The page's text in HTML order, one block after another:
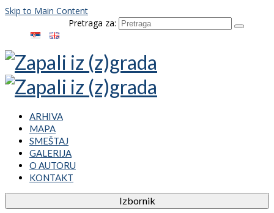
Skip to Main Content
Pretraga za:
ARHIVA
MAPA
SMEŠTAJ
GALERIJA
O AUTORU
KONTAKT
Izbornik